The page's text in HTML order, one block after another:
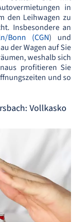
in
den Leihwagen zu
Insbesondere an
Bonn (CGN) und
der Wagen auf Sie
weshalb sich
profitieren Sie
und so
Vollkasko